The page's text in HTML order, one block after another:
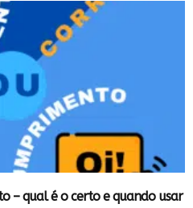
– qual é o certo e quando usar